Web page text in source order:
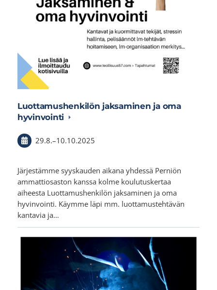
Luottamushenkilön jaksaminen ja oma
hyvinvointi
29.8.–10.10.2025
Järjestämme syyskauden aikana yhdessä Perniön
ammattiosaston kanssa kolme koulutuskertaa
aiheesta Luottamushenkilön jaksaminen ja oma
hyvinvointi. Käymme läpi mm. luottamustehtävän
kantavia ja…